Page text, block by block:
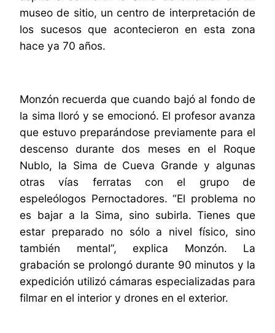
museo de sitio, un centro de interpretación de
los sucesos que acontecieron en esta zona
hace ya 70 años.
Monzón recuerda que cuando bajó al fondo de
la sima lloró y se emocionó. El profesor avanza
que estuvo preparándose previamente para el
descenso durante dos meses en el Roque
Nublo, la Sima de Cueva Grande y algunas
otras vías ferratas con el grupo de
espeleólogos Pernoctadores. “El problema no
es bajar a la Sima, sino subirla. Tienes que
estar preparado no sólo a nivel físico, sino
también mental”, explica Monzón. La
grabación se prolongó durante 90 minutos y la
expedición utilizó cámaras especializadas para
filmar en el interior y drones en el exterior.